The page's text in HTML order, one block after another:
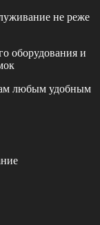
не реже
оборудования и
любым удобным